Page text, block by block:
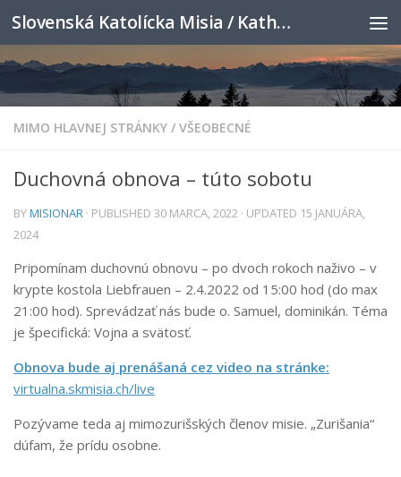
Skip to content Slovenská Katolícka Misia / Katholische Slowakenmission
MIMO HLAVNEJ STRÁNKY / VŠEOBECNÉ
Duchovná obnova – túto sobotu
BYMISIONAR · PUBLISHED 30 MARCA, 2022 · UPDATED 15 JANUÁRA,
2024
Pripomínam duchovnú obnovu – po dvoch rokoch naživo – v
krypte kostola Liebfrauen – 2.4.2022 od 15:00 hod (do max
21:00 hod). Sprevádzať nás bude o. Samuel, dominikán. Téma
je špecifická: Vojna a svätosť.
Obnova bude aj prenášaná cez video na stránke:
virtualna.skmisia.ch/live
Pozývame teda aj mimozurišských členov misie. „Zurišania“
dúfam, že prídu osobne.